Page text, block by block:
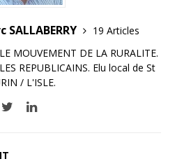
19 Articles
MOUVEMENT DE LA RURALITE.
REPUBLICAINS. Elu local de St
/ L'ISLE.